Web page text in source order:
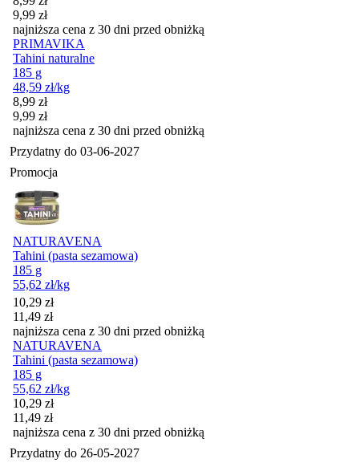
9,99 zł
najniższa cena z 30 dni przed obniżką
PRIMAVIKA
Tahini naturalne
185 g
48,59 zł/kg
Cena promocyjna
8,99 zł
9,99 zł
najniższa cena z 30 dni przed obniżką
Przydatny do 03-06-2027
Promocja
NATURAVENA
Tahini (pasta sezamowa)
185 g
55,62 zł/kg
Cena promocyjna
10,29 zł
11,49 zł
najniższa cena z 30 dni przed obniżką
NATURAVENA
Tahini (pasta sezamowa)
185 g
55,62 zł/kg
Cena promocyjna
10,29 zł
11,49 zł
najniższa cena z 30 dni przed obniżką
Przydatny do 26-05-2027